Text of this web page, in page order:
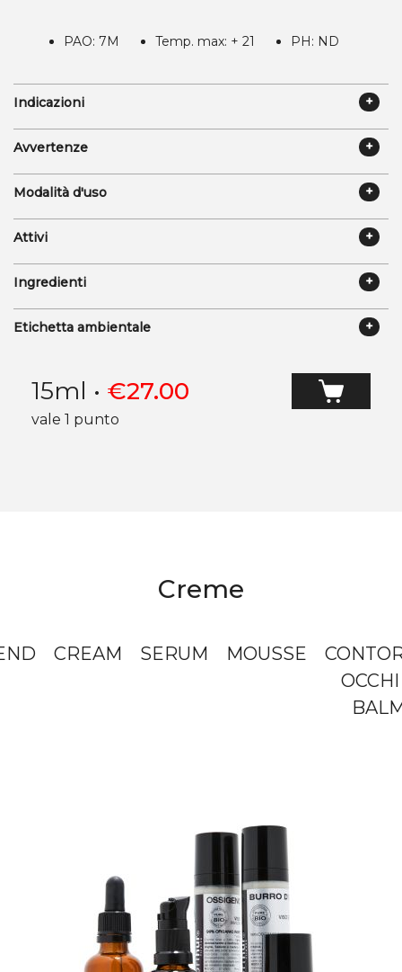
PAO: 7M Temp. max: + 21 PH: ND
Indicazioni
Avvertenze
Modalità d'uso
Attivi
Ingredienti
Etichetta ambientale
15ml • €27.00
vale 1 punto
Creme
CREAM SERUM MOUSSE